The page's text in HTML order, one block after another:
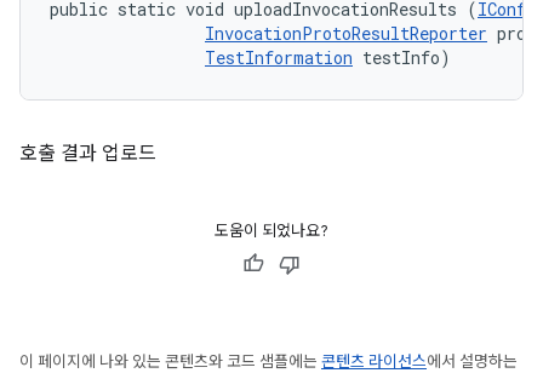
public static void uploadInvocationResults (
InvocationProtoResultReporter
TestInformation testInfo)
호출 결과 업로드
도움이 되었나요?
이 페이지에 나와 있는 콘텐츠와 코드 샘플에는 콘텐츠 라이선스에서 설명하는